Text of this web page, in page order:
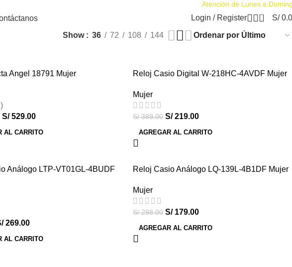
Atención de Lunes a
Login / Register 0 S/
Show 36 72 108 144
Angel 18791 Mujer
S/529.00
AL CARRITO
-44%
HOT
Reloj Casio Digital W-218HC-4AVDF Mujer
Mujer
S/389.00 S/219.00
AGREGAR AL CARRITO
Análogo LTP-VT01GL-4BUDF
269.00
AL CARRITO
-40%
HOT
Reloj Casio Análogo LQ-139L-4B1DF Mujer
Mujer
S/298.00 S/179.00
AGREGAR AL CARRITO